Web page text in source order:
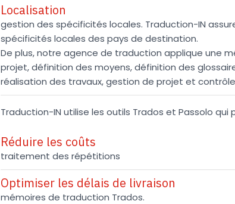
Localisation
gestion des spécificités locales. Traduction-IN
spécificités locales des pays de destination.
De plus, notre agence de traduction applique une
projet, définition des moyens, définition des
réalisation des travaux, gestion de projet et
Traduction-IN utilise les outils Trados et Passolo
Réduire les coûts
traitement des répétitions
Optimiser les délais de livraison
mémoires de traduction Trados.